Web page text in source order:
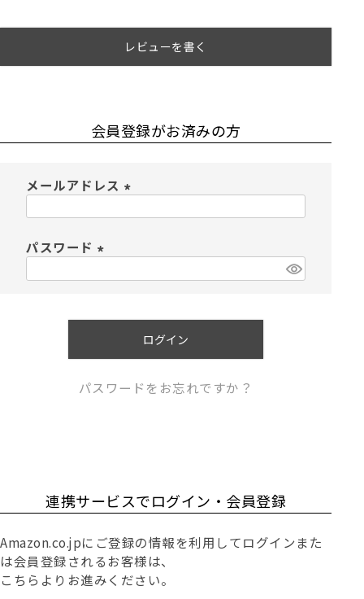
レビューを書く
会員登録がお済みの方
メールアドレス
パスワード
ログイン
パスワードをお忘れですか？
連携サービスでログイン・会員登録
Amazon.co.jpにご登録の情報を利用してログインまた
は会員登録されるお客様は、
こちらよりお進みください。